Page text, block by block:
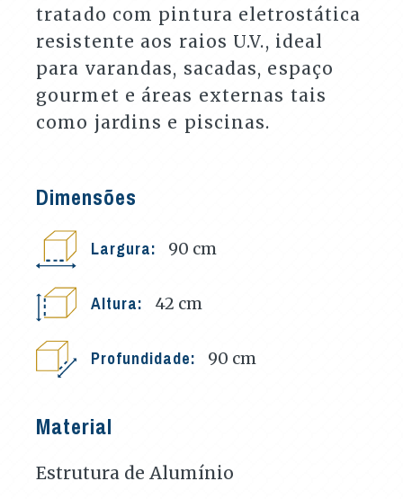
tratado com pintura eletrostática
resistente aos raios U.V., ideal
para varandas, sacadas, espaço
gourmet e áreas externas tais
como jardins e piscinas.
Dimensões
Largura: 90 cm
Altura: 42 cm
Profundidade: 90 cm
Material
Estrutura de Alumínio